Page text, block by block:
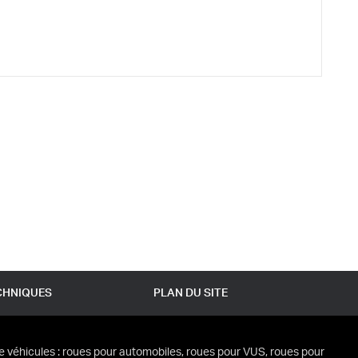
PLAN DU SITE
véhicules : roues pour automobiles, roues pour VUS, roues pour